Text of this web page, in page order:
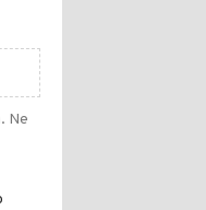
Ne